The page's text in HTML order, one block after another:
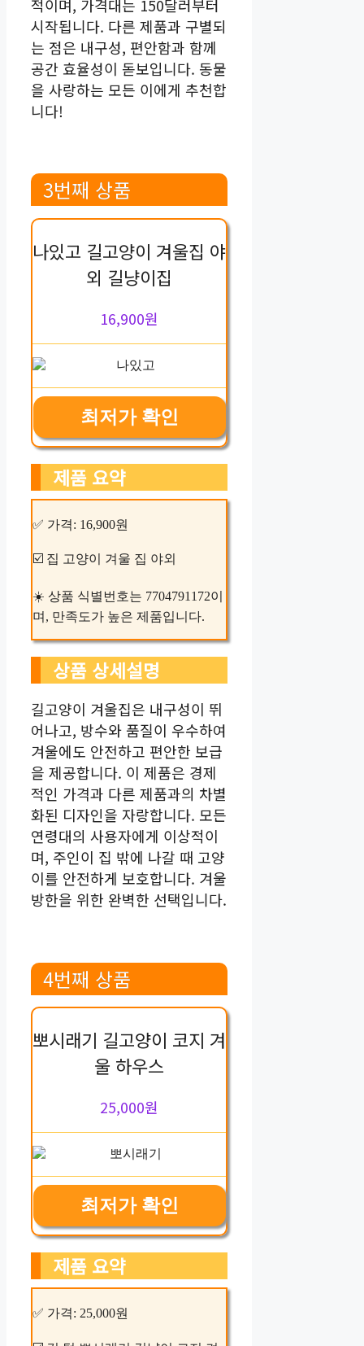
적이며, 가격대는 150달러부터
시작됩니다. 다른 제품과 구별되
는 점은 내구성, 편안함과 함께
공간 효율성이 돋보입니다. 동물
을 사랑하는 모든 이에게 추천합
니다!
3번째 상품
나있고 길고양이 겨울집 야
외 길냥이집
16,900원
최저가 확인
제품 요약
✅ 가격: 16,900원
☑️ 집 고양이 겨울 집 야외
☀️ 상품 식별번호는 7704791172이
며, 만족도가 높은 제품입니다.
상품 상세설명
길고양이 겨울집은 내구성이 뛰
어나고, 방수와 품질이 우수하여
겨울에도 안전하고 편안한 보급
을 제공합니다. 이 제품은 경제
적인 가격과 다른 제품과의 차별
화된 디자인을 자랑합니다. 모든
연령대의 사용자에게 이상적이
며, 주인이 집 밖에 나갈 때 고양
이를 안전하게 보호합니다. 겨울
방한을 위한 완벽한 선택입니다.
4번째 상품
뽀시래기 길고양이 코지 겨
울 하우스
25,000원
최저가 확인
제품 요약
✅ 가격: 25,000원